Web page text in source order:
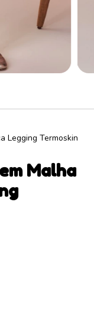
Legging Termoskin
Malha